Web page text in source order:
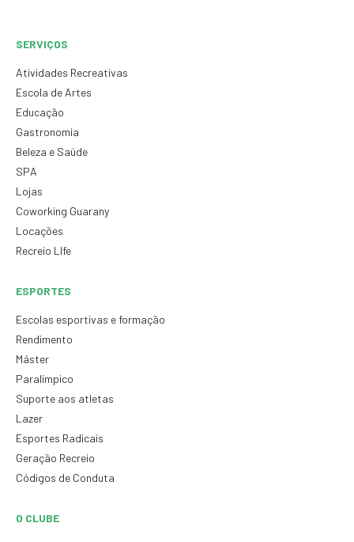
SERVIÇOS
Atividades Recreativas
Escola de Artes
Educação
Gastronomia
Beleza e Saúde
SPA
Lojas
Coworking Guarany
Locações
Recreio LIfe
ESPORTES
Escolas esportivas e formação
Rendimento
Máster
Paralímpico
Suporte aos atletas
Lazer
Esportes Radicais
Geração Recreio
Códigos de Conduta
O CLUBE